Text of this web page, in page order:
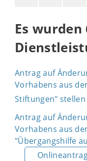
Es wurden
Antrag auf
Vorhabens aus
Stiftungen" stellen
Antrag auf
Vorhabens aus
"Übergangshilfe